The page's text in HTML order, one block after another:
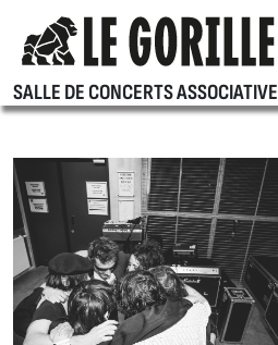
SALLE DE CONCERTS ASSOCIATIVE